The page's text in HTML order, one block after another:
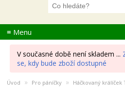
≡ Menu
V současné době není skladem ...
se, kdy bude zboží dostupné
Úvod » Pro páníčky »
Háčkovaný králíček